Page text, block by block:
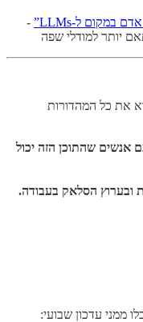
-
יותר למודלי שפה
את כל המהדורות
אנשים שהתוכן הזה יכול
ובערוץ הסלאק בעבודה.
ממני עדכון שבועי: